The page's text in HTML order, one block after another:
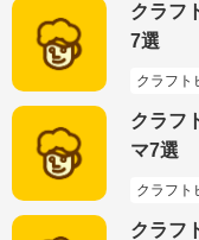
クラフ
7選
クラフト
クラフ
マ7選
クラフト
クラフ